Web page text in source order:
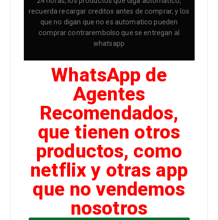
recuerda recargar creditos antes de comprar, y los
que no digan que no es automatico pueden
comprar contrarembolso que se entregan al
whatsapp
WhatsApp de
Agentes
Recomendados,
que tienen otros
productos, como
netflix y otras app
que no vendemos
nosotros